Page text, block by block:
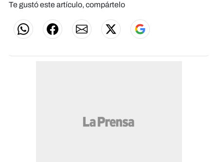
Te gustó este artículo, compártelo